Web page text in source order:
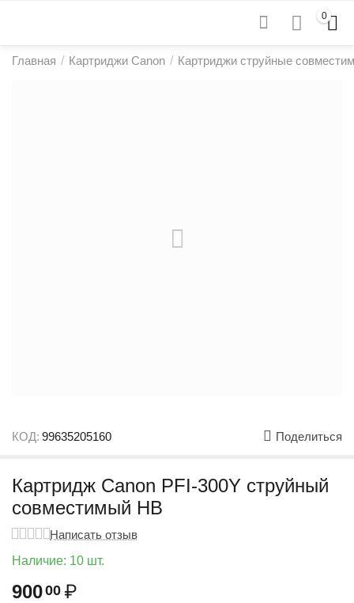
0
Главная / Картриджи Canon / Картриджи струйные
КОД: 99635205160 Поделиться
Картридж Canon PFI-300Y струйный
совместимый HB
Написать отзыв
Наличие: 10 шт.
90000 ₽